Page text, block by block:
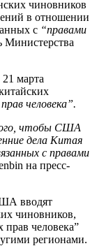
чиновников
в отношении
с “правами
Министерства
марта
человека”.
чтобы США
дела Китая
с правами
на пресс-
вводят
чиновников,
человека”
регионами.